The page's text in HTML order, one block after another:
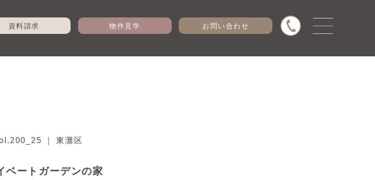
資料請求 物件見学 お問い合わせ
｜ 東灘区
ベートガーデンの家